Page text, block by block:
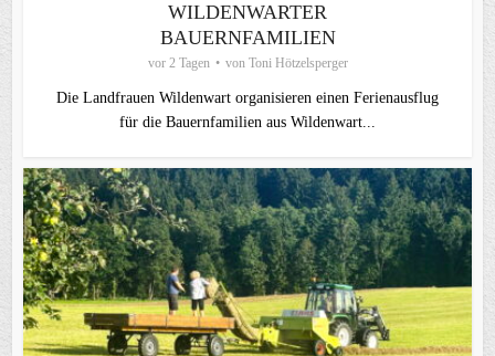
WILDENWARTER
BAUERNFAMILIEN
vor 2 Tagen von Toni Hötzelsperger
Die Landfrauen Wildenwart organisieren einen Ferienausflug
für die Bauernfamilien aus Wildenwart...